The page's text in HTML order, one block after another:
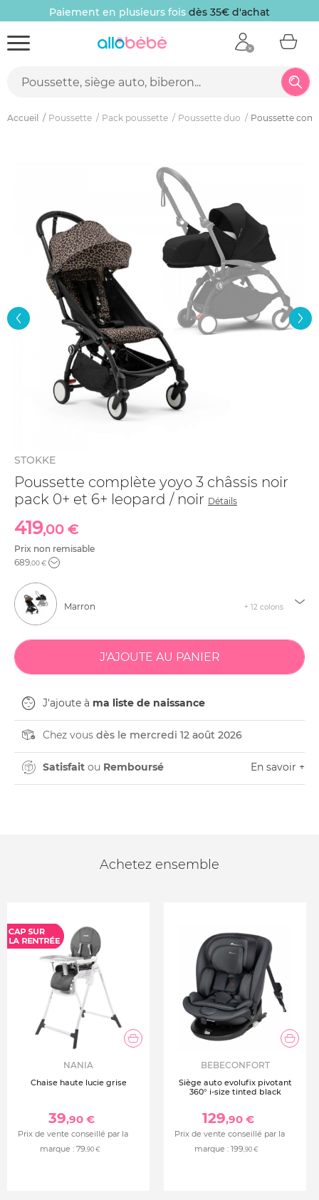
Paiement en plusieurs fois dès 35€ d'achat
Accueil Poussette Pack poussette Poussette duo Poussette
STOKKE
Poussette complète yoyo 3 châssis noir
pack 0+ et 6+ leopard / noir Détails
419,00 €
Prix non remisable
689,00 €
Marron + 12 coloris
J'ajoute à ma liste de naissance
Chez vous dès le mercredi 12 août 2026
Satisfait ou Remboursé En savoir +
Achetez ensemble
NANIA
Chaise haute lucie grise
39,90 €
Prix de vente conseillé par la
marque : 79,90 €
BEBECONFORT
Siège auto evolufix pivotant
360° i-size tinted black
129,90 €
Prix de vente conseillé par la
marque : 199,90 €